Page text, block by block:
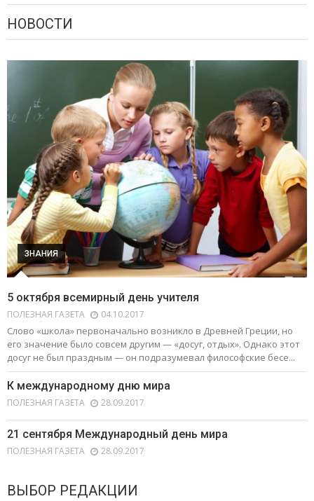
НОВОСТИ
ЗНАНИЯ
5 октября всемирный день учителя
ПОЛЕЗНАЯ ГАЗЕТА 04.10.2017
Слово «школа» первоначально возникло в Древней Греции, но
его значение было совсем другим — «досуг, отдых». Однако этот
досуг не был праздным — он подразумевал философские бесе...
К международному дню мира
ПОЛЕЗНАЯ ГАЗЕТА 28.09.2017
21 сентября Международный день мира
ПОЛЕЗНАЯ ГАЗЕТА 28.09.2017
ВЫБОР РЕДАКЦИИ